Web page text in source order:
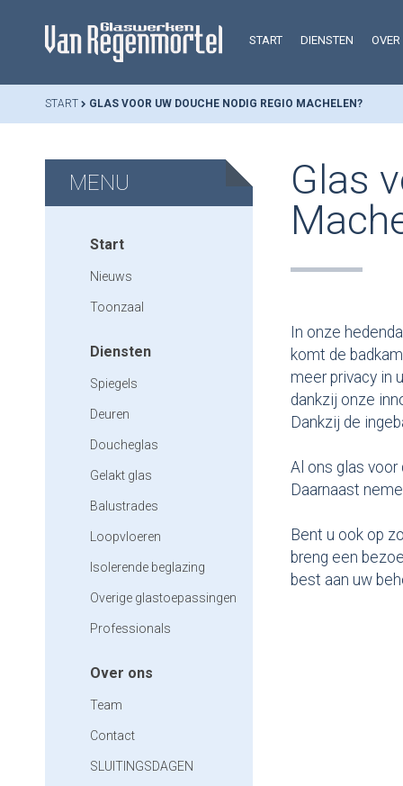
START DIENSTEN
START GLAS VOOR UW DOUCHE NODIG REGIO MACHELEN?
MENU
Start
Nieuws
Toonzaal
Diensten
Spiegels
Deuren
Doucheglas
Gelakt glas
Balustrades
Loopvloeren
Isolerende beglazing
Overige glastoepassingen
Professionals
Over ons
Team
Contact
SLUITINGSDAGEN
Glas
In onze
komt de
meer privacy in
dankzij onze
Dankzij de
Al ons glas
Daarnaast
Bent u ook op
breng een
best aan uw